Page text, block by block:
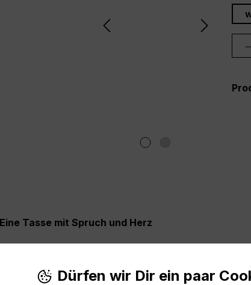
Tasse mit Spruch und Herz
für den weltbesten Arbeitskollegen mit
- eine kleine Aufmerksamkeit - für deinen
Dürfen wir Dir ein paar